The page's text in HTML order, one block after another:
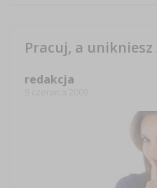
Pracuj, a
redakcja